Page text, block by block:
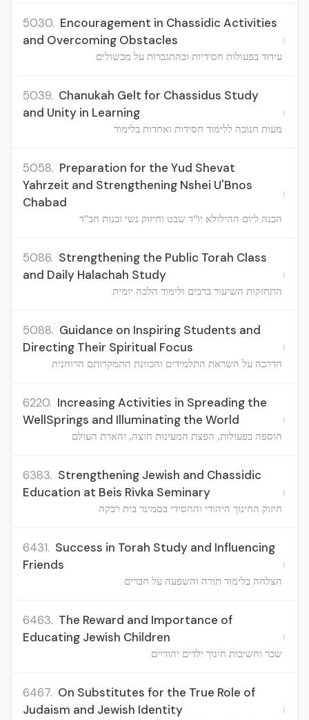
5030. Encouragement in Chassidic Activities
and Overcoming Obstacles
עידוד בפעולות חסידיות ובהתגברות על מכשולים
›
5039. Chanukah Gelt for Chassidus Study
and Unity in Learning
מעות חנוכה ללימוד חסידות ואחדות בלימוד
›
5058. Preparation for the Yud Shevat
Yahrzeit and Strengthening Nshei U'Bnos
Chabad
הכנה ליום ההילולא יו"ד שבט וחיזוק נשי ובנות חב"ד
›
5086. Strengthening the Public Torah Class
and Daily Halachah Study
התחזקות השיעור ברבים ולימוד הלכה יומית
›
5088. Guidance on Inspiring Students and
Directing Their Spiritual Focus
הדרכה על השראת התלמידים והכוונת התמקדותם הרוחנית
›
6220. Increasing Activities in Spreading the
WellSprings and Illuminating the World
הוספה בפעולות, הפצת המעינות חוצה, והארת העולם
›
6383. Strengthening Jewish and Chassidic
Education at Beis Rivka Seminary
חיזוק החינוך היהודי והחסידי בסמינר בית רבקה
›
6431. Success in Torah Study and Influencing
Friends
הצלחה בלימוד תורה והשפעה על חברים
›
6463. The Reward and Importance of
Educating Jewish Children
שכר וחשיבות חינוך ילדים יהודיים
›
6467. On Substitutes for the True Role of
Judaism and Jewish Identity
›